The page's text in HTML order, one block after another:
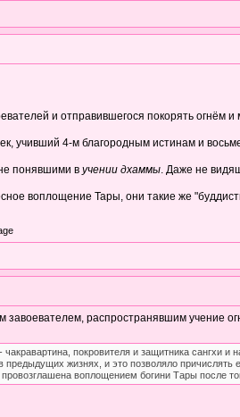
и отправившегося покорять огнём
учивший 4-м благородным истинам и
понявшими в учении дхаммы. Даже не
воплощение Тары, они такие же
распространявшим учение
покровителя и защитника сангхи
жизнях, и это позволяло причислять
воплощением богини Тары после